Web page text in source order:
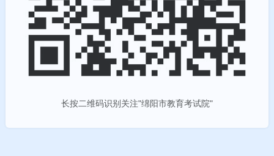
长按二维码识别关注"绵阳市教育考试院"